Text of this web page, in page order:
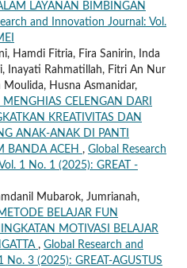
LAYANAN BIMBINGAN
and Innovation Journal: Vol.
Hamdi Fitria, Fira Sanirin, Inda
Inayati Rahmatillah, Fitri An Nur
Husna Asmanidar,
CELENGAN DARI
KREATIVITAS DAN
ANAK-ANAK DI PANTI
BANDA ACEH , Global Research
1 No. 1 (2025): GREAT -
Mubarok, Jumrianah,
BELAJAR FUN
MOTIVASI BELAJAR
, Global Research and
No. 3 (2025): GREAT-AGUSTUS